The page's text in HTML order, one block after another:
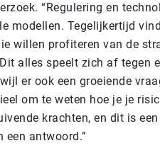
“Regulering en
modellen. Tegelijkertijd
willen profiteren van de
alles speelt zich af tegen
er ook een groeiende
om te weten hoe je je
krachten, en dit is
een antwoord.”